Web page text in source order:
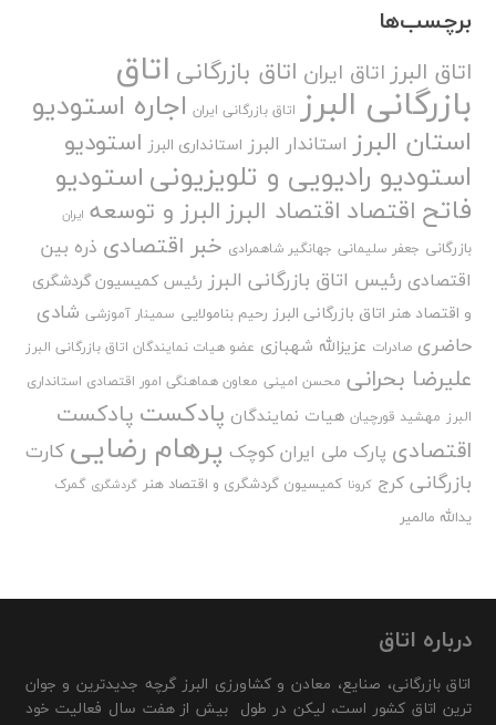
برچسب‌ها
اتاق البرزاتاق ایران اتاق بازرگانی اتاق
بازرگانی البرز اتاق بازرگانی ایران اجاره استودیو
استان البرز استاندار البرز استانداری البرز استودیو
استودیو رادیویی و تلویزیونیاستودیو
فاتح اقتصاد اقتصاد البرزالبرز و توسعه ایران
بازرگانی جعفر سلیمانی جهانگیر شاهمرادی خبر اقتصادی ذره بین
اقتصادی رئیس اتاق بازرگانی البرز رئیس کمیسیون گردشگری
و اقتصاد هنر اتاق بازرگانی البرز رحیم بنامولایی سمینار آموزشی شادی
حاضری صادرات عزیزالله شهبازی عضو هیات نمایندگان اتاق بازرگانی البرز
علیرضا بحرانی محسن امینی معاون هماهنگی امور اقتصادی استانداری
البرز مهشید قورچیان هیات نمایندگان پادکست پادکست
اقتصادی پارک ملی ایران کوچک پرهام رضایی کارت
بازرگانی کرج کرونا کمیسیون گردشگری و اقتصاد هنر گردشگری گمرک
یدالله مالمیر
درباره اتاق
اتاق بازرگانی، صنایع، معادن و کشاورزی البرز گرچه جدیدترین و جوان
ترین اتاق کشور است، لیکن در طول بیش از هفت سال فعالیت خود